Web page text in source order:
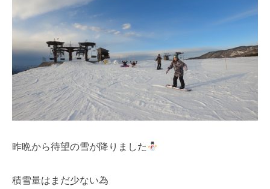
昨晩から待望の雪が降りました
積雪量はまだ少ない為